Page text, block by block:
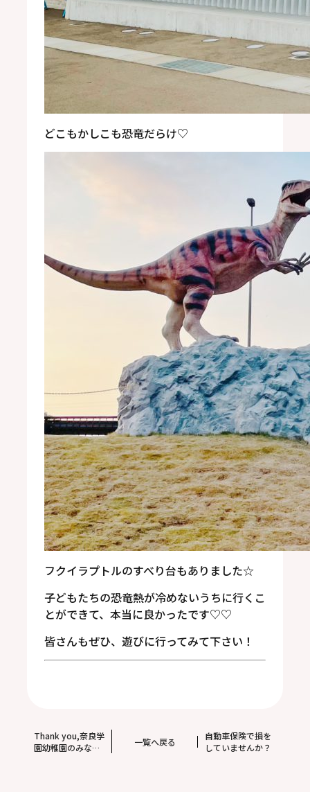
どこもかしこも恐竜だらけ♡
フクイラプトルのすべり台もありました☆
子どもたちの恐竜熱が冷めないうちに行くこ
とができて、本当に良かったです♡♡
皆さんもぜひ、遊びに行ってみて下さい！
Thank you,奈良学
園幼稚園のみなさ
一覧へ戻る
自動車保険で損を
していませんか？